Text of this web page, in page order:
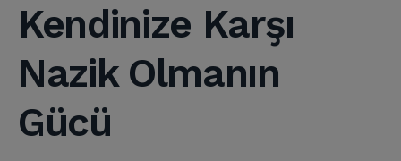
Kendinize Karşı
Nazik Olmanın
Gücü